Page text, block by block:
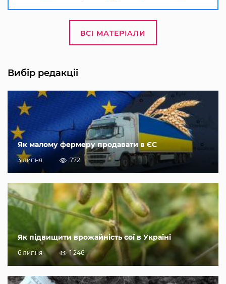
ВСІ МАТЕРІАЛИ
Вибір редакції
Як малому фермеру продавати в ЄС
3 липня 772
Як підвищити врожайність сої в Україні
6 липня 1 246